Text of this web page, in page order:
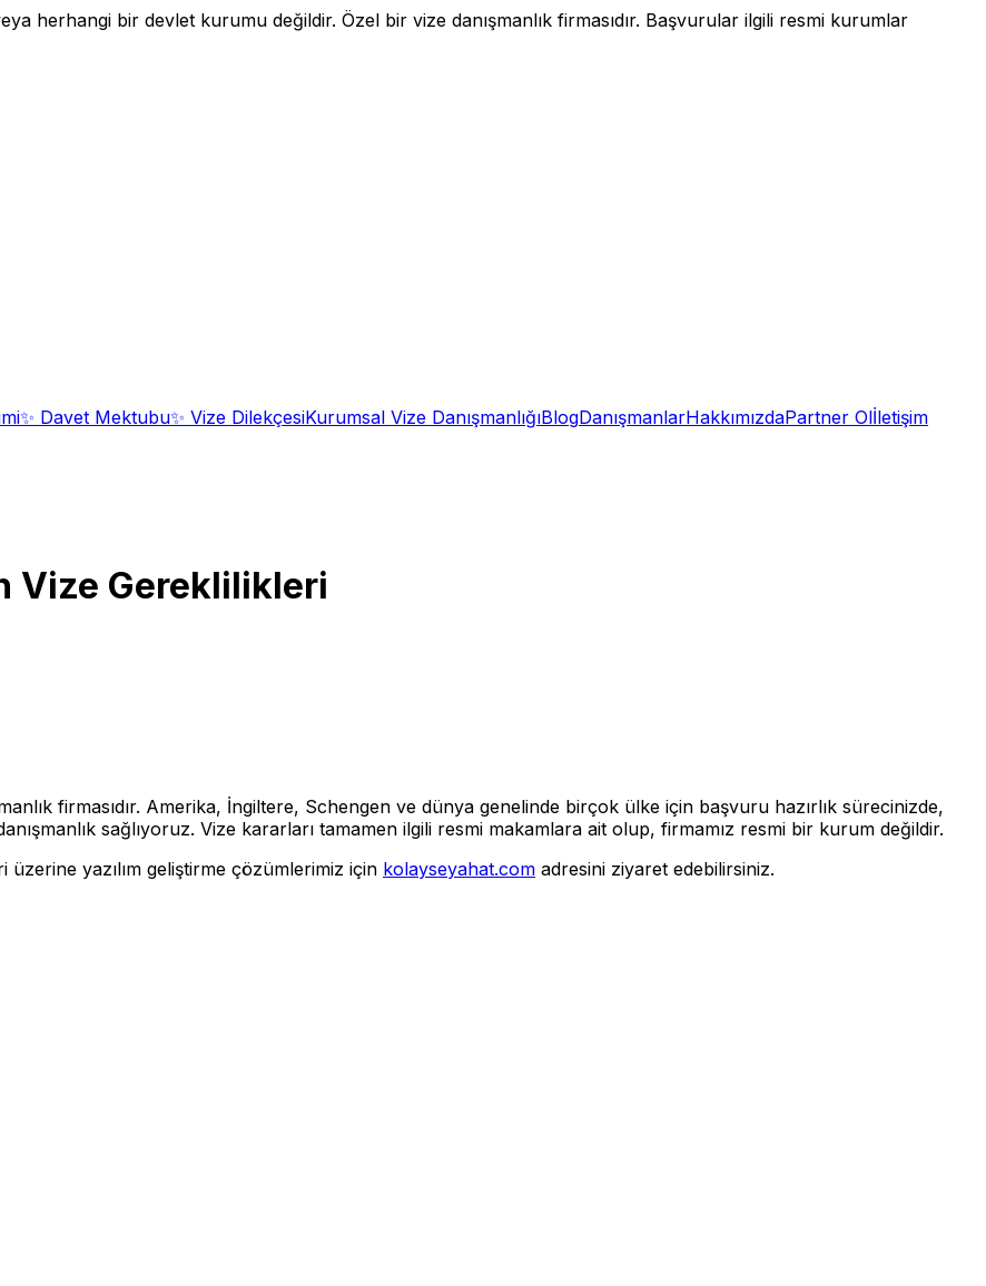
herhangi bir devlet kurumu değildir. Özel bir vize danışmanlık firmasıdır. Başvurular ilgili resmi kurumlar
✨ Davet Mektubu✨ Vize DilekçesiKurumsal Vize DanışmanlığıBlogDanışmanlarHakkımızdaPartner Olİletişim
Vize Gereklilikleri
firmasıdır. Amerika, İngiltere, Schengen ve dünya genelinde birçok ülke için başvuru hazırlık sürecinizde,
sağlıyoruz. Vize kararları tamamen ilgili resmi makamlara ait olup, firmamız resmi bir kurum değildir.
yazılım geliştirme çözümlerimiz için kolayseyahat.com adresini ziyaret edebilirsiniz.